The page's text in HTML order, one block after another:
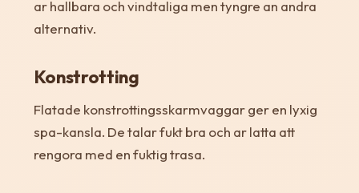
ar hallbara och vindtaliga men tyngre an andra
alternativ.
Konstrotting
Flatade konstrottingsskarmvaggar ger en lyxig
spa-kansla. De talar fukt bra och ar latta att
rengora med en fuktig trasa.